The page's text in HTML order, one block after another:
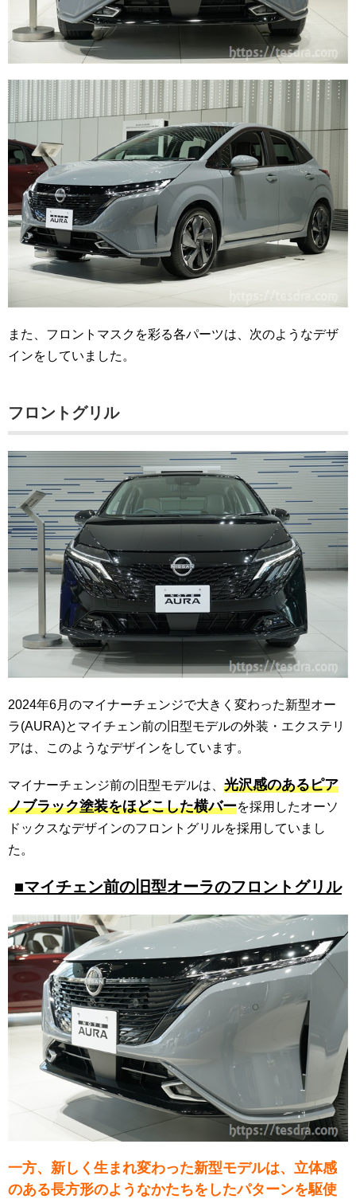
また、フロントマスクを彩る各パーツは、次のようなデザ
インをしていました。
フロントグリル
2024年6月のマイナーチェンジで大きく変わった新型オー
ラ(AURA)とマイチェン前の旧型モデルの外装・エクステリ
アは、このようなデザインをしています。
マイナーチェンジ前の旧型モデルは、 光沢感のあるピア
ノブラック塗装をほどこした横バーを採用したオーソ
ドックスなデザインのフロントグリルを採用していまし
た。
■マイチェン前の旧型オーラのフロントグリル
一方、新しく生まれ変わった新型モデルは、立体感
のある長方形のようなかたちをしたパターンを駆使